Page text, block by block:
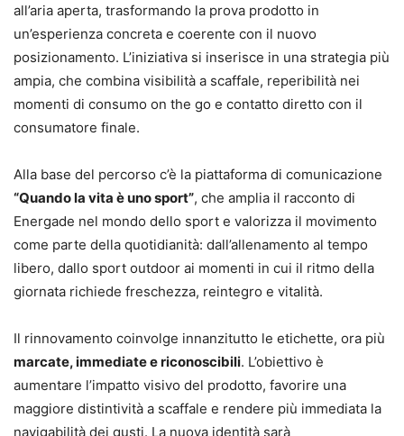
all’aria aperta, trasformando la prova prodotto in
un’esperienza concreta e coerente con il nuovo
posizionamento. L’iniziativa si inserisce in una strategia più
ampia, che combina visibilità a scaffale, reperibilità nei
momenti di consumo on the go e contatto diretto con il
consumatore finale.
Alla base del percorso c’è la piattaforma di comunicazione
“Quando la vita è uno sport”, che amplia il racconto di
Energade nel mondo dello sport e valorizza il movimento
come parte della quotidianità: dall’allenamento al tempo
libero, dallo sport outdoor ai momenti in cui il ritmo della
giornata richiede freschezza, reintegro e vitalità.
Il rinnovamento coinvolge innanzitutto le etichette, ora più
marcate, immediate e riconoscibili. L’obiettivo è
aumentare l’impatto visivo del prodotto, favorire una
maggiore distintività a scaffale e rendere più immediata la
navigabilità dei gusti. La nuova identità sarà